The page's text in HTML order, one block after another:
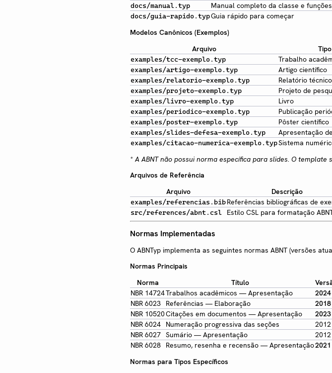
docs/manual.typ Manual completo da classe e funções
docs/guia-rapido.typGuia rápido para começar
Modelos Canônicos (Exemplos)
Arquivo
examples/tcc-exemplo.typ Trabalho
examples/artigo-exemplo.typ Artigo científico
examples/relatorio-exemplo.typ Relatório técnico
examples/projeto-exemplo.typ Projeto de
examples/livro-exemplo.typ Livro
examples/periodico-exemplo.typ Publicação
examples/poster-exemplo.typ Pôster científico
examples/slides-defesa-exemplo.typ Apresentação
examples/citacao-numerica-exemplo.typSistema
* A ABNT não possui norma específica para slides. O template
Arquivos de Referência
Arquivo
Descrição
examples/referencias.bibReferências bibliográficas de
src/references/abnt.csl Estilo CSL para formatação
Normas Implementadas
O ABNTyp implementa as seguintes normas ABNT (versões
Normas Principais
Norma
Título
NBR 14724Trabalhos acadêmicos — Apresentação
2024
NBR 6023
Referências — Elaboração
2018
NBR 10520Citações em documentos — Apresentação
2023
NBR 6024
Numeração progressiva das seções
2012
NBR 6027 Sumário — Apresentação
2012
NBR 6028
Resumo, resenha e recensão — Apresentação2021
Normas para Tipos Específicos